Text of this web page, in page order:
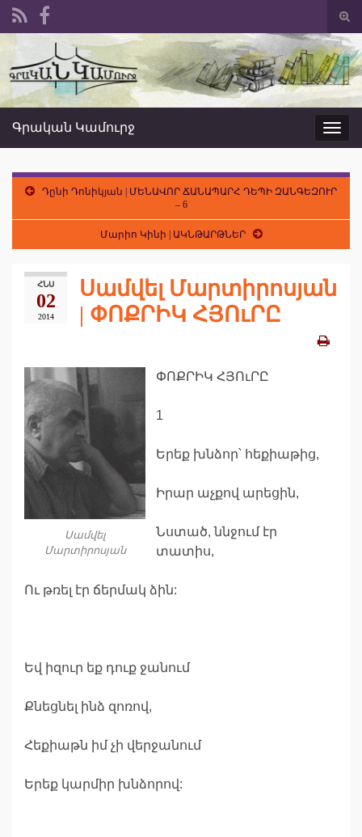
form
Search for:
Գրական Կամուրջ
Դընի Դոնիկյան | ՄԵՆԱՎՈՐ ՃԱՆԱՊԱՐՀ ԴԵՊԻ ԶԱՆԳԵԶՈՒՐ
– 6
Մարիո Կինի | ԱԿՆԹԱՐԹՆԵՐ
ՀՆՍ
02
2014
Սամվել Մարտիրոսյան
| ՓՈՔՐԻԿ ՀՅՈւՐԸ
Սամվել
Մարտիրոսյան
ՓՈՔՐԻԿ ՀՅՈւՐԸ
1
Երեք խնձոր՝ հեքիաթից,
Իրար աչքով արեցին,
Նստած, ննջում էր
տատիս,
Ու թռել էր ճերմակ ձին:
Եվ իզուր եք դուք ջանում
Քնեցնել ինձ զոռով,
Հեքիաթն իմ չի վերջանում
Երեք կարմիր խնձորով: